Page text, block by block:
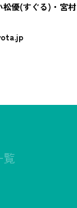
優(すぐる)・宮村